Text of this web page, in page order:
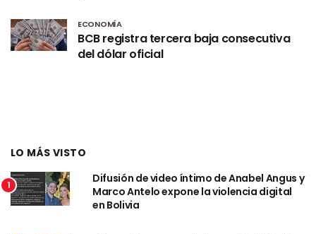
ECONOMÍA
BCB registra tercera baja consecutiva
del dólar oficial
LO MÁS VISTO
1
Difusión de video íntimo de Anabel Angus y
Marco Antelo expone la violencia digital
en Bolivia